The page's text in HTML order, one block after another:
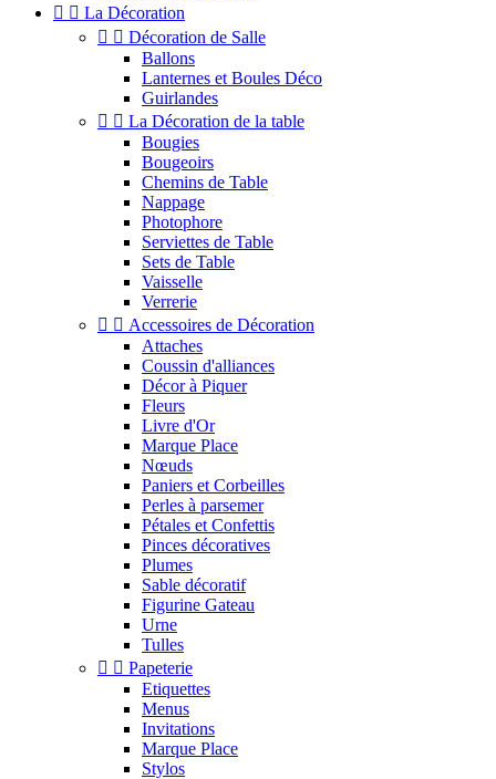
  La Décoration
  Décoration de Salle
Ballons
Lanternes et Boules Déco
Guirlandes
  La Décoration de la table
Bougies
Bougeoirs
Chemins de Table
Nappage
Photophore
Serviettes de Table
Sets de Table
Vaisselle
Verrerie
  Accessoires de Décoration
Attaches
Coussin d'alliances
Décor à Piquer
Fleurs
Livre d'Or
Marque Place
Nœuds
Paniers et Corbeilles
Perles à parsemer
Pétales et Confettis
Pinces décoratives
Plumes
Sable décoratif
Figurine Gateau
Urne
Tulles
  Papeterie
Etiquettes
Menus
Invitations
Marque Place
Stylos